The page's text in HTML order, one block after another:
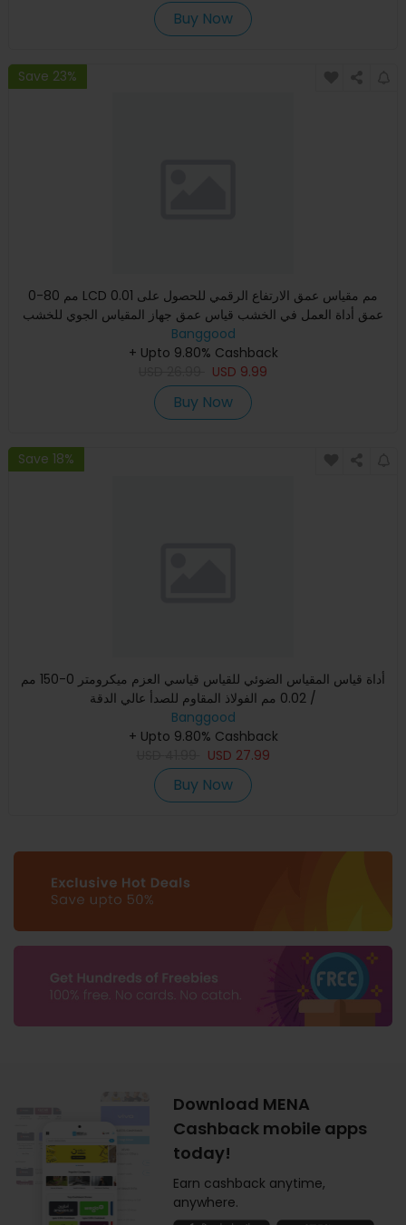
Buy Now
Save 23%
0-80 مم LCD 0.01 مم مقياس عمق الارتفاع الرقمي للحصول على
عمق أداة العمل في الخشب قياس عمق جهاز المقياس الجوي للخشب
المسط
Banggood
+ Upto 9.80% Cashback
USD 9.99
Buy Now
Save 18%
أداة قياس المقياس الضوئي للقياس قياسي العزم ميكرومتر 0-150 مم
/ 0.02 مم الفولاذ المقاوم للصدأ عالي الدقة
Banggood
+ Upto 9.80% Cashback
USD 27.99
Buy Now
Download MENA
Cashback mobile apps
today!
Earn cashback anytime,
anywhere.